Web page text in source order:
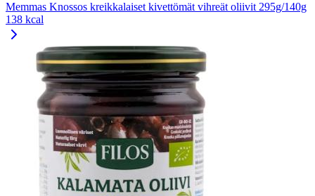
Memmas Knossos kreikkalaiset kivettömät vihreät oliivit 295g/140g
138 kcal